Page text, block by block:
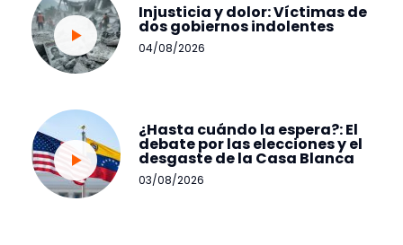
Injusticia y dolor: Víctimas de
dos gobiernos indolentes
04/08/2026
¿Hasta cuándo la espera?: El
debate por las elecciones y el
desgaste de la Casa Blanca
03/08/2026